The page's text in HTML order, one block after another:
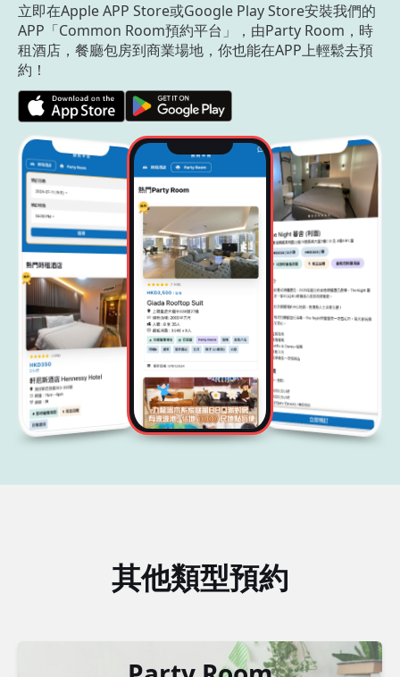
立即在Apple APP Store或Google Play Store安裝我們的
APP「Common Room預約平台」，由Party Room，時
租酒店，餐廳包房到商業場地，你也能在APP上輕鬆去預
約！
其他類型預約